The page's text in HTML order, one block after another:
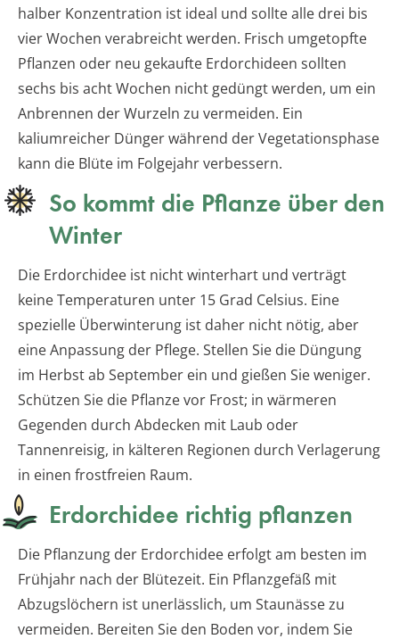
halber Konzentration ist ideal und sollte alle drei bis
vier Wochen verabreicht werden. Frisch umgetopfte
Pflanzen oder neu gekaufte Erdorchideen sollten
sechs bis acht Wochen nicht gedüngt werden, um ein
Anbrennen der Wurzeln zu vermeiden. Ein
kaliumreicher Dünger während der Vegetationsphase
kann die Blüte im Folgejahr verbessern.
So kommt die Pflanze über den
Winter
Die Erdorchidee ist nicht winterhart und verträgt
keine Temperaturen unter 15 Grad Celsius. Eine
spezielle Überwinterung ist daher nicht nötig, aber
eine Anpassung der Pflege. Stellen Sie die Düngung
im Herbst ab September ein und gießen Sie weniger.
Schützen Sie die Pflanze vor Frost; in wärmeren
Gegenden durch Abdecken mit Laub oder
Tannenreisig, in kälteren Regionen durch Verlagerung
in einen frostfreien Raum.
Erdorchidee richtig pflanzen
Die Pflanzung der Erdorchidee erfolgt am besten im
Frühjahr nach der Blütezeit. Ein Pflanzgefäß mit
Abzugslöchern ist unerlässlich, um Staunässe zu
vermeiden. Bereiten Sie den Boden vor, indem Sie